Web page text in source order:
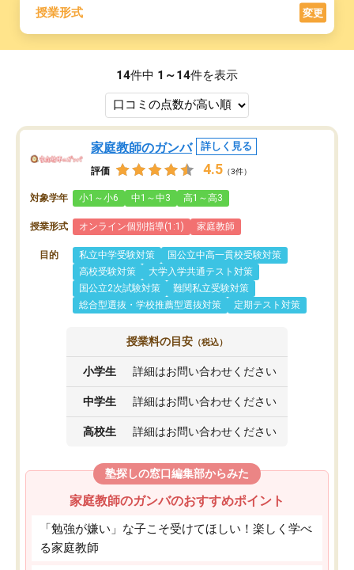
授業形式 変更
14件中 1～14件を表示
家庭教師のガンバ 詳しく見る
評価 4.5 （3件）
対象学年 小1～小6 中1～中3 高1～高3
授業形式 オンライン個別指導(1:1) 家庭教師
目的 私立中学受験対策
国公立中高一貫校受験対策
高校受験対策
大学入学共通テスト対策
国公立2次試験対策
難関私立受験対策
総合型選抜・学校推薦型選抜対策
定期テスト対策
授業料の目安 （税込）
小学生 詳細はお問い合わせください
中学生 詳細はお問い合わせください
高校生 詳細はお問い合わせください
塾探しの窓口編集部からみた
家庭教師のガンバのおすすめポイント
「勉強が嫌い」な子こそ受けてほしい！楽しく学べ
る家庭教師